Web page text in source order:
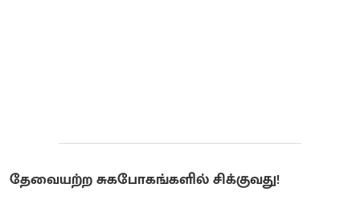
தேவையற்ற சுகபோகங்களில் சிக்குவது!